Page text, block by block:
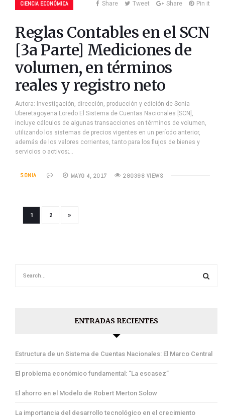
CIENCIA ECONÓMICA Share Tweet Share Pin it
Reglas Contables en el SCN
[3a Parte] Mediciones de
volumen, en términos
reales y registro neto
Autora: Investigación, dirección, producción y edición de Sonia
Uberetagoyena Loredo El Sistema de Cuentas Nacionales [SCN],
incluye cálculos de algunas transacciones en términos de volumen,
utilizando los sistemas de precios vigentes en un período anterior,
además de los valores corrientes, tanto para los flujos de bienes y
servicios o activos;…
SONIA MAYO 4, 2017 280398 VIEWS
1 2 »
ENTRADAS RECIENTES
Estructura de un Sistema de Cuentas Nacionales: El Marco Central
El problema económico fundamental: “La escasez”
El ahorro en el Modelo de Robert Merton Solow
La importancia del desarrollo tecnológico en el crecimiento